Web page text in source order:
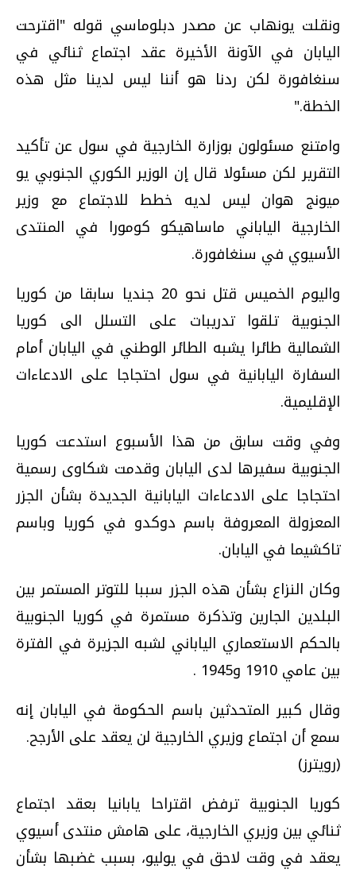
ونقلت يونهاب عن مصدر دبلوماسي قوله "اقترحت
اليابان في الآونة الأخيرة عقد اجتماع ثنائي في
سنغافورة لكن ردنا هو أننا ليس لدينا مثل هذه
الخطة."
وامتنع مسئولون بوزارة الخارجية في سول عن تأكيد
التقرير لكن مسئولا قال إن الوزير الكوري الجنوبي يو
ميونج هوان ليس لديه خطط للاجتماع مع وزير
الخارجية الياباني ماساهيكو كومورا في المنتدى
الأسيوي في سنغافورة.
واليوم الخميس قتل نحو 20 جنديا سابقا من كوريا
الجنوبية تلقوا تدريبات على التسلل الى كوريا
الشمالية طائرا يشبه الطائر الوطني في اليابان أمام
السفارة اليابانية في سول احتجاجا على الادعاءات
الإقليمية.
وفي وقت سابق من هذا الأسبوع استدعت كوريا
الجنوبية سفيرها لدى اليابان وقدمت شكاوى رسمية
احتجاجا على الادعاءات اليابانية الجديدة بشأن الجزر
المعزولة المعروفة باسم دوكدو في كوريا وباسم
تاكشيما في اليابان.
وكان النزاع بشأن هذه الجزر سببا للتوتر المستمر بين
البلدين الجارين وتذكرة مستمرة في كوريا الجنوبية
بالحكم الاستعماري الياباني لشبه الجزيرة في الفترة
بين عامي 1910 و1945 .
وقال كبير المتحدثين باسم الحكومة في اليابان إنه
سمع أن اجتماع وزيري الخارجية لن يعقد على الأرجح.
(رويترز)
كوريا الجنوبية ترفض اقتراحا يابانيا بعقد اجتماع
ثنائي بين وزيري الخارجية، على هامش منتدى أسيوي
يعقد في وقت لاحق في يوليو، بسبب غضبها بشأن